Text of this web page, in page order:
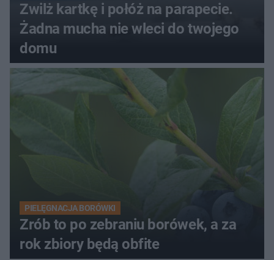
Zwilż kartkę i połóż na parapecie.
Żadna mucha nie wleci do twojego
domu
PIELĘGNACJA BORÓWKI
Zrób to po zebraniu borówek, a za
rok zbiory będą obfite